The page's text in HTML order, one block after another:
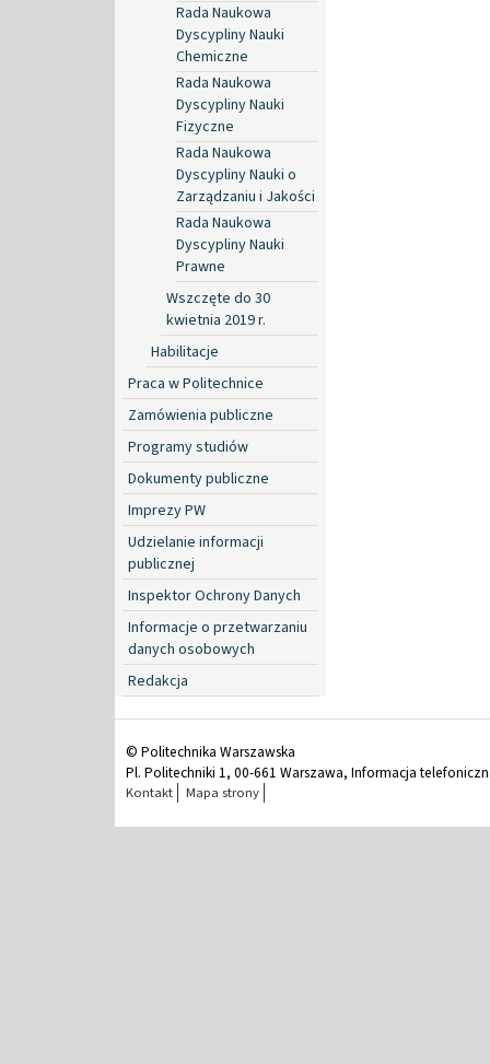
Rada Naukowa
Dyscypliny Nauki
Chemiczne
Rada Naukowa
Dyscypliny Nauki
Fizyczne
Rada Naukowa
Dyscypliny Nauki o
Zarządzaniu i Jakości
Rada Naukowa
Dyscypliny Nauki
Prawne
Wszczęte do 30
kwietnia 2019 r.
Habilitacje
Praca w Politechnice
Zamówienia publiczne
Programy studiów
Dokumenty publiczne
Imprezy PW
Udzielanie informacji
publicznej
Inspektor Ochrony Danych
Informacje o przetwarzaniu
danych osobowych
Redakcja
© Politechnika Warszawska
Pl. Politechniki 1, 00-661 Warszawa, Informacja
Kontakt Mapa strony